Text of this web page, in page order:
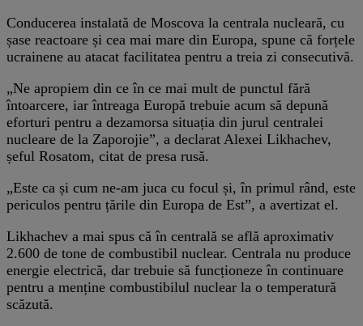
Conducerea instalată de Moscova la centrala nucleară, cu
șase reactoare și cea mai mare din Europa, spune că forțele
ucrainene au atacat facilitatea pentru a treia zi consecutivă.
„Ne apropiem din ce în ce mai mult de punctul fără
întoarcere, iar întreaga Europă trebuie acum să depună
eforturi pentru a dezamorsa situația din jurul centralei
nucleare de la Zaporojie”, a declarat Alexei Likhachev,
șeful Rosatom, citat de presa rusă.
„Este ca și cum ne-am juca cu focul și, în primul rând, este
periculos pentru țările din Europa de Est”, a avertizat el.
Likhachev a mai spus că în centrală se află aproximativ
2.600 de tone de combustibil nuclear. Centrala nu produce
energie electrică, dar trebuie să funcționeze în continuare
pentru a menține combustibilul nuclear la o temperatură
scăzută.